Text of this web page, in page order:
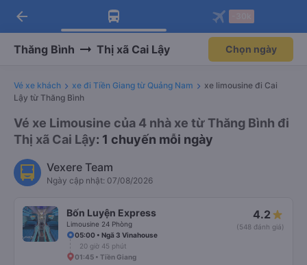
Tải app Vexere ngay!
Nhận ưu đãi thành viên độc
Mở app
Tải app Vexere
-30k/ghế khi đặt vé máy bay qua
Mở app
arrow_back
Thăng Bình Thị xã Cai Lậy Chọn ngày
Vé xe khách xe đi Tiền Giang từ Quảng Nam
xe limousine đi Cai
Lậy từ Thăng Bình
Vé xe Limousine của 4 nhà xe từ Thăng Bình đi
Thị xã Cai Lậy: 1 chuyến mỗi ngày
Vexere Team
Ngày cập nhật: 07/08/2026
Bốn Luyện Express
Limousine 24 Phòng
4.2
(548 đánh giá)
05:00 • Ngã 3 Vinahouse
20 giờ 45 phút
01:45 • Tiền Giang